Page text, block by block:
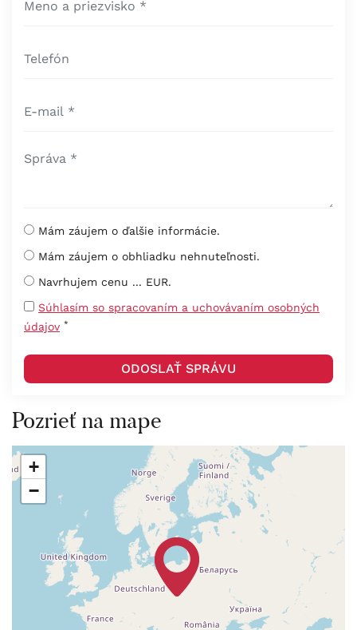
Mám záujem o ďalšie informácie.
Mám záujem o obhliadku nehnuteľnosti.
Navrhujem cenu ... EUR.
Súhlasím so spracovaním a uchovávaním osobných
údajov *
Pozrieť na mape
+
−